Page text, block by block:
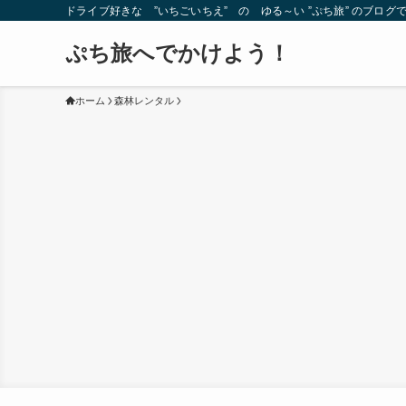
ドライブ好きな ”いちごいちえ” の ゆる～い ”ぷち旅” のブログで
ぷち旅へでかけよう！
ホーム 森林レンタル